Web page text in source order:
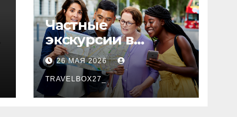
Частные
экскурсии в
столице: форматы,
маршруты и
особенности
организации
26 МАЯ 2026
TRAVELBOX27_